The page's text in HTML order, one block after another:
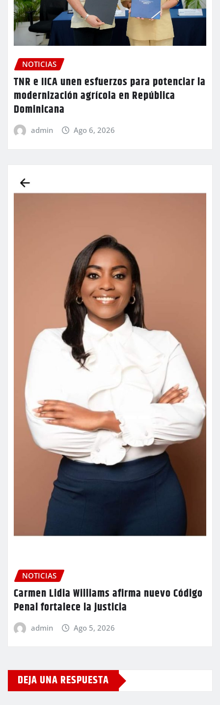
NOTICIAS
TNR e IICA unen esfuerzos para potenciar la
modernización agrícola en República
Dominicana
admin Ago 6, 2026
NOTICIAS
Carmen Lidia Williams afirma nuevo Código
Penal fortalece la justicia
admin Ago 5, 2026
DEJA UNA RESPUESTA